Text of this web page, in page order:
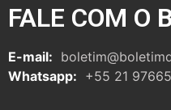
FALE COM O
E-mail:
Whatsapp: +55 21